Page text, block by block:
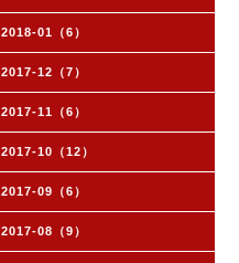
2018-01（6）
2017-12（7）
2017-11（6）
2017-10（12）
2017-09（6）
2017-08（9）